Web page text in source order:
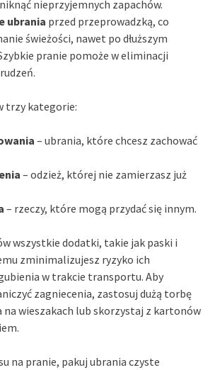
nieprzyjemnych zapachów.
ubrania przed przeprowadzką, co
świeżości, nawet po dłuższym
pranie pomoże w eliminacji
trzy kategorie:
– ubrania, które chcesz zachować
– odzież, której nie zamierzasz już
– rzeczy, które mogą przydać się innym.
wszystkie dodatki, takie jak paski i
zminimalizujesz ryzyko ich
w trakcie transportu. Aby
zagniecenia, zastosuj dużą torbę
na wieszakach lub skorzystaj z kartonów
na pranie, pakuj ubrania czyste